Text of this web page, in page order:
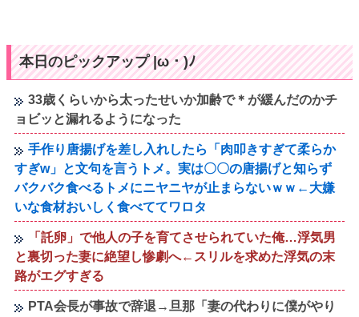
本日のピックアップ |ω・)ﾉ
33歳くらいから太ったせいか加齢で＊が緩んだのかチ
ョビッと漏れるようになった
手作り唐揚げを差し入れしたら「肉叩きすぎて柔らか
すぎw」と文句を言うトメ。実は〇〇の唐揚げと知らず
バクバク食べるトメにニヤニヤが止まらないｗｗ←大嫌
いな食材おいしく食べててワロタ
「託卵」で他人の子を育てさせられていた俺…浮気男
と裏切った妻に絶望し惨劇へ←スリルを求めた浮気の末
路がエグすぎる
PTA会長が事故で辞退→旦那「妻の代わりに僕がやり